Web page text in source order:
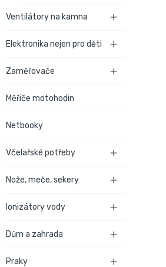
Ventilátory na kamna 
Elektronika nejen pro děti 
Zaměřovače 
Měřiče motohodin
Netbooky
Včelařské potřeby 
Nože, meče, sekery 
Ionizátory vody 
Dům a zahrada 
Praky 